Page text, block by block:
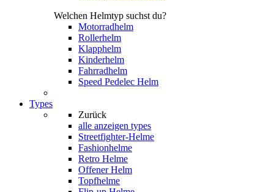
Welchen Helmtyp suchst du?
Motorradhelm
Rollerhelm
Klapphelm
Kinderhelm
Fahrradhelm
Speed Pedelec Helm
Types
Zurück
alle anzeigen types
Streetfighter-Helme
Fashionhelme
Retro Helme
Offener Helm
Topfhelme